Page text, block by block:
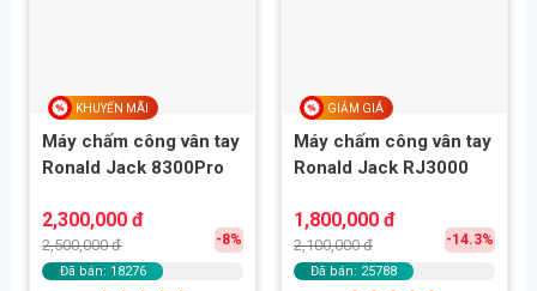
KHUYẾN MÃI
Máy chấm công vân tay
Ronald Jack 8300Pro
2,500,000đ
Giá
gốc
là:
2,500,000 đ.
2,300,000đ
Giá
hiện
tại
là:
2,300,000 đ.
-8%
Đã bán: 18276
GIẢM GIÁ
Máy chấm công vân tay
Ronald Jack RJ3000
2,100,000đ
Giá
gốc
là:
2,100,000 đ.
1,800,000 đ
Giá
hiện
tại
là:
1,800,000 đ.
-14.3%
Đã bán: 25788